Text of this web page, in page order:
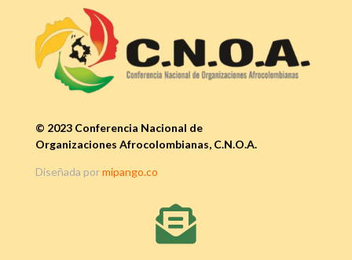
© 2023 Conferencia Nacional de
Organizaciones Afrocolombianas, C.N.O.A.
Diseñada pormipango.co
